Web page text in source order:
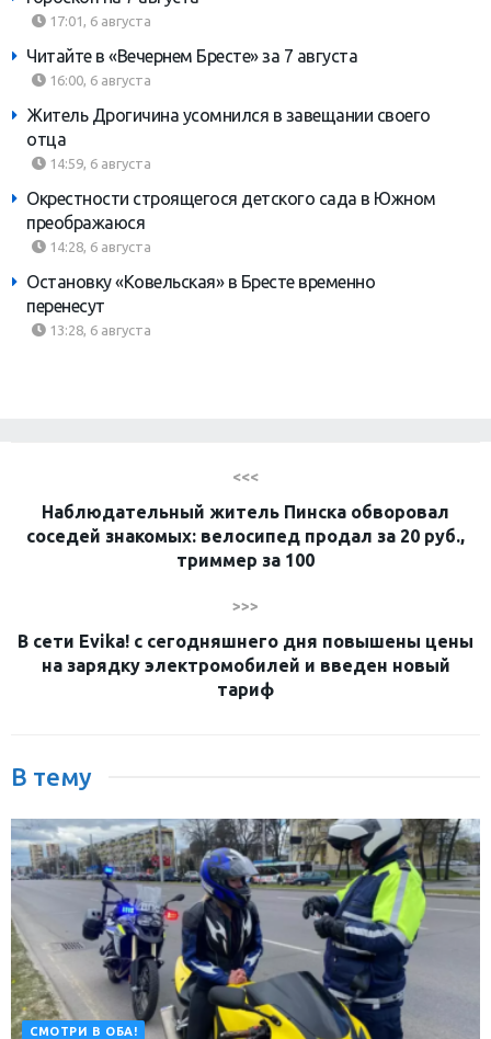
17:01, 6 августа
Читайте в «Вечернем Бресте» за 7 августа
16:00, 6 августа
Житель Дрогичина усомнился в завещании своего
отца
14:59, 6 августа
Окрестности строящегося детского сада в Южном
преображаюся
14:28, 6 августа
Остановку «Ковельская» в Бресте временно
перенесут
13:28, 6 августа
<<<
Наблюдательный житель Пинска обворовал
соседей знакомых: велосипед продал за 20 руб.,
триммер за 100
>>>
В сети Evika! с сегодняшнего дня повышены цены
на зарядку электромобилей и введен новый
тариф
В тему
СМОТРИ В ОБА!